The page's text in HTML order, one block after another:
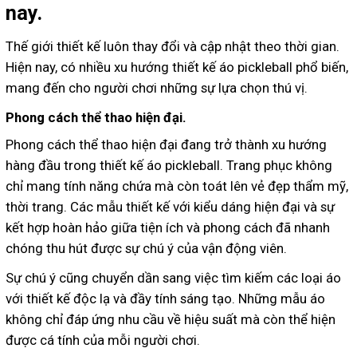
nay.
Thế giới thiết kế luôn thay đổi và cập nhật theo thời gian.
Hiện nay, có nhiều xu hướng thiết kế áo pickleball phổ biến,
mang đến cho người chơi những sự lựa chọn thú vị.
Phong cách thể thao hiện đại.
Phong cách thể thao hiện đại đang trở thành xu hướng
hàng đầu trong thiết kế áo pickleball. Trang phục không
chỉ mang tính năng chứa mà còn toát lên vẻ đẹp thẩm mỹ,
thời trang. Các mẫu thiết kế với kiểu dáng hiện đại và sự
kết hợp hoàn hảo giữa tiện ích và phong cách đã nhanh
chóng thu hút được sự chú ý của vận động viên.
Sự chú ý cũng chuyển dần sang việc tìm kiếm các loại áo
với thiết kế độc lạ và đầy tính sáng tạo. Những mẫu áo
không chỉ đáp ứng nhu cầu về hiệu suất mà còn thể hiện
được cá tính của mỗi người chơi.